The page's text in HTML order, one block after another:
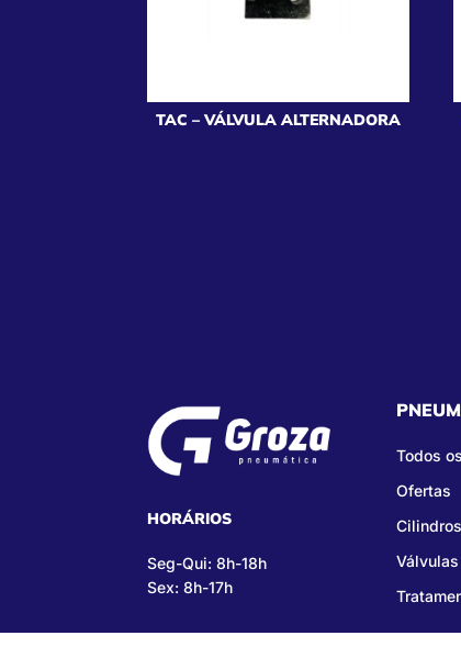
TAC – VÁLVULA ALTERNADORA
HORÁRIOS
Seg-Qui: 8h-18h
Sex: 8h-17h
Todos
Ofertas